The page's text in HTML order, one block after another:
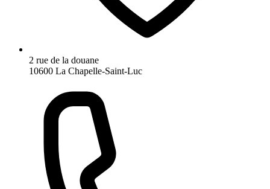
2 rue de la douane
10600 La Chapelle-Saint-Luc